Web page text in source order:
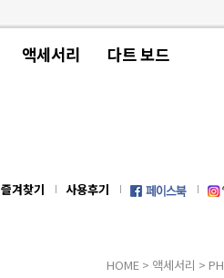
액세서리 다트 보드
즐겨찾기 사용후기
HOME > 액세서리 >